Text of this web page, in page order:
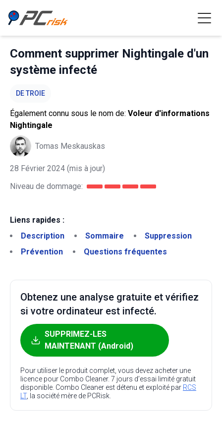
Comment supprimer Nightingale d'un
système infecté
DE TROIE
Également connu sous le nom de: Voleur d'informations
Nightingale
Tomas Meskauskas
28 Février 2024 (mis à jour)
Niveau de dommage:
Liens rapides :
Description
Sommaire
Suppression
Prévention
Questions fréquentes
Obtenez une analyse gratuite et vérifiez
si votre ordinateur est infecté.
SUPPRIMEZ-LES
MAINTENANT (Android)
Pour utiliser le produit complet, vous devez acheter une
licence pour Combo Cleaner. 7 jours d’essai limité gratuit
disponible. Combo Cleaner est détenu et exploité par RCS
LT, la société mère de PCRisk.